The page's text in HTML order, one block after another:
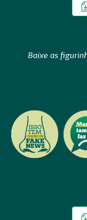
Baixe as